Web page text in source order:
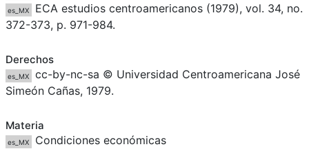
es_MX
ECA estudios centroamericanos (1979), vol. 34, no.
372-373, p. 971-984.
Derechos
es_MX
cc-by-nc-sa © Universidad Centroamericana José
Simeón Cañas, 1979.
Materia
es_MX Condiciones económicas